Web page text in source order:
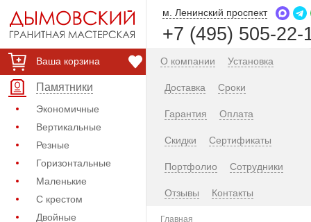
Ваша корзина
Памятники
Экономичные
Вертикальные
Резные
Горизонтальные
Маленькие
С крестом
Двойные
м. Ленинский проспект
+7 (495) 505-22-
О компании Установка
Доставка Сроки
Гарантия Оплата
Скидки Сертификаты
Портфолио Сотрудники
Отзывы Контакты
Главная